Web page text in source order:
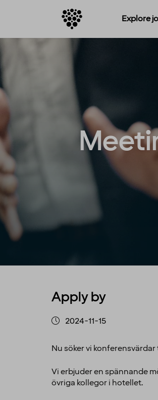
Explore
Apply by
2024-11-15
Nu söker vi
Vi erbjuder en spännande
övriga kollegor i hotellet.